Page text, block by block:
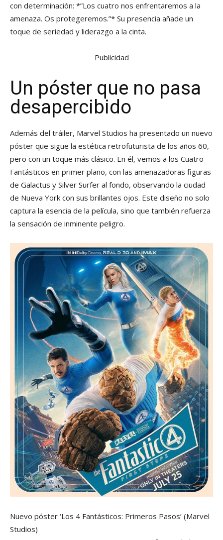
con determinación: *”Los cuatro nos enfrentaremos a la
amenaza. Os protegeremos.”* Su presencia añade un
toque de seriedad y liderazgo a la cinta.
Publicidad
Un póster que no pasa
desapercibido
Además del tráiler, Marvel Studios ha presentado un nuevo
póster que sigue la estética retrofuturista de los años 60,
pero con un toque más clásico. En él, vemos a los Cuatro
Fantásticos en primer plano, con las amenazadoras figuras
de Galactus y Silver Surfer al fondo, observando la ciudad
de Nueva York con sus brillantes ojos. Este diseño no solo
captura la esencia de la película, sino que también refuerza
la sensación de inminente peligro.
Nuevo póster ‘Los 4 Fantásticos: Primeros Pasos’ (Marvel
Studios)